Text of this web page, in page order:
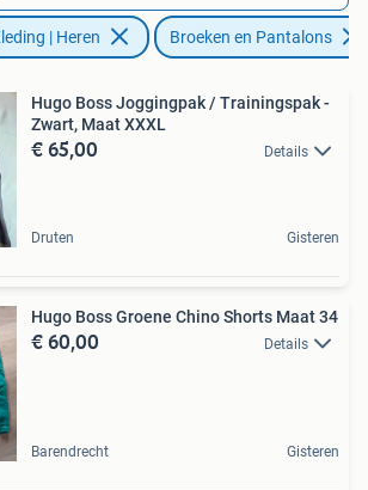
| Heren Broeken en Pantalons
Hugo Boss Joggingpak / Trainingspak -
Zwart, Maat XXXL
€ 65,00 Details
Druten Gisteren
Hugo Boss Groene Chino Shorts Maat 34
€ 60,00 Details
Barendrecht Gisteren